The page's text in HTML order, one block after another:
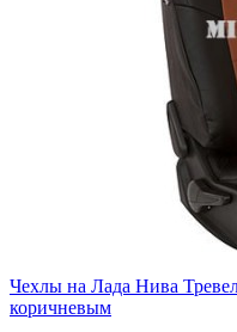
Чехлы на Лада Нива
коричневым